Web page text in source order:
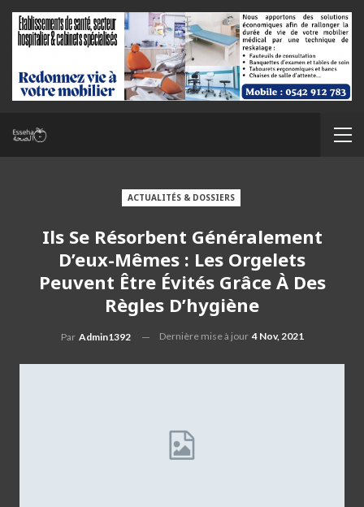
ACTUALITÉS & DOSSIERS
Ils Se Résorbent Généralement
D’eux-Mêmes : Les Orgelets
Peuvent Être Évités Grâce À Des
Règles D’hygiène
Par Admin1392 Dernière mise à jour 4 Nov, 2021